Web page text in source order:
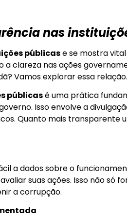
nas
públicase se mostra
a clareza nas ações
Vamos explorar essa relação.
públicasé uma prática
Isso envolve a
Quanto mais transparente
a dados sobre o
suas ações. Isso não só
a corrupção.